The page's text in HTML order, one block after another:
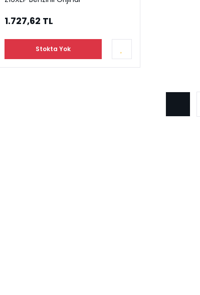
1.727,62 TL
Stokta Yok